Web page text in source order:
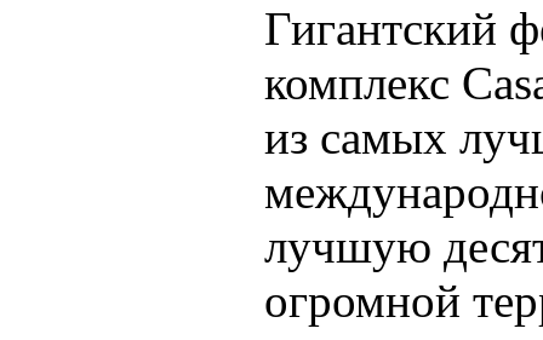
Гигантский
комплекс
из самых
лучшую
огромной